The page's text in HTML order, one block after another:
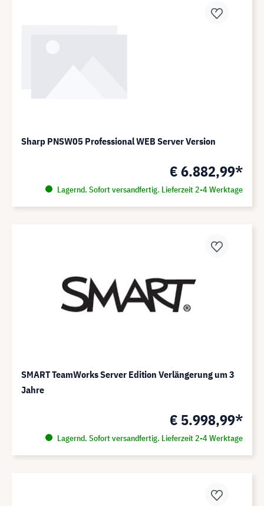
Sharp PNSW05 Professional WEB Server Version
€ 6.882,99*
Lagernd. Sofort versandfertig. Lieferzeit 2-4 Werktage
SMART TeamWorks Server Edition Verlängerung um 3
Jahre
€ 5.998,99*
Lagernd. Sofort versandfertig. Lieferzeit 2-4 Werktage